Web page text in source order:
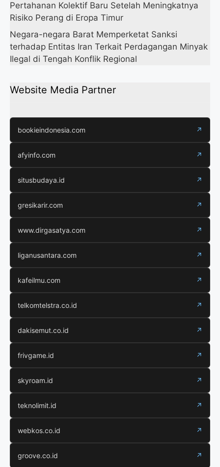
Pertahanan Kolektif Baru Setelah Meningkatnya
Risiko Perang di Eropa Timur
Negara-negara Barat Memperketat Sanksi
terhadap Entitas Iran Terkait Perdagangan Minyak
Ilegal di Tengah Konflik Regional
Website Media Partner
bookieindonesia.com ↗
afyinfo.com ↗
situsbudaya.id ↗
gresikarir.com ↗
www.dirgasatya.com ↗
liganusantara.com ↗
kafeilmu.com ↗
telkomtelstra.co.id ↗
dakisemut.co.id ↗
frivgame.id ↗
skyroam.id ↗
teknolimit.id ↗
webkos.co.id ↗
groove.co.id ↗